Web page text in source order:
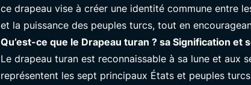
ce drapeau vise à créer une identité commune entre
et la puissance des peuples turcs, tout en
Qu’est-ce que le Drapeau turan ? sa Signification et
Le drapeau turan est reconnaissable à sa lune et aux
représentent les sept principaux États et peuples